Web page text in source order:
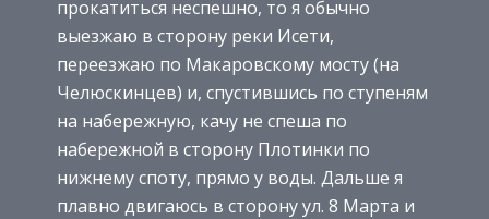
прокатиться неспешно, то я обычно
выезжаю в сторону реки Исети,
переезжаю по Макаровскому мосту (на
Челюскинцев) и, спустившись по ступеням
на набережную, качу не спеша по
набережной в сторону Плотинки по
нижнему споту, прямо у воды. Дальше я
плавно двигаюсь в сторону ул. 8 Марта и